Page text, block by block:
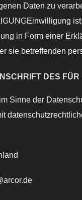
Daten zu
in Form einer
sie betreffenden
DES
Sinne der